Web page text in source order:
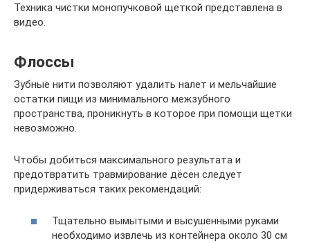
Техника чистки монопучковой щеткой представлена в
видео.
Флоссы
Зубные нити позволяют удалить налет и мельчайшие
остатки пищи из минимального межзубного
пространства, проникнуть в которое при помощи щетки
невозможно.
Чтобы добиться максимального результата и
предотвратить травмирование дёсен следует
придерживаться таких рекомендаций:
Тщательно вымытыми и высушенными руками
необходимо извлечь из контейнера около 30 см